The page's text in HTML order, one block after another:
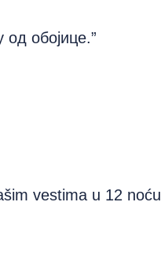
обојице.”
vestima u 12 noću